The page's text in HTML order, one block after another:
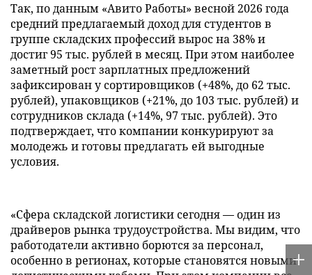
Так, по данным «Авито Работы» весной 2026 года
средний предлагаемый доход для студентов в
группе складских профессий вырос на 38% и
достиг 95 тыс. рублей в месяц. При этом наиболее
заметный рост зарплатных предложений
зафиксирован у сортировщиков (+48%, до 62 тыс.
рублей), упаковщиков (+21%, до 103 тыс. рублей) и
сотрудников склада (+14%, 97 тыс. рублей). Это
подтверждает, что компании конкурируют за
молодежь и готовы предлагать ей выгодные
условия.
«Сфера складской логистики сегодня — один из
драйверов рынка трудоустройства. Мы видим, что
работодатели активно борются за персонал,
особенно в регионах, которые становятся новыми